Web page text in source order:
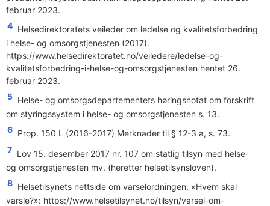
februar 2023.
4 Helsedirektoratets veileder om ledelse og kvalitetsforbedring
i helse- og omsorgstjenesten (2017).
https://www.helsedirektoratet.no/veiledere/ledelse-og-
kvalitetsforbedring-i-helse-og-omsorgstjenesten hentet 26.
februar 2023.
5 Helse- og omsorgsdepartementets høringsnotat om forskrift
om styringssystem i helse- og omsorgstjenesten s. 13.
6 Prop. 150 L (2016-2017) Merknader til § 12-3 a, s. 73.
7 Lov 15. desember 2017 nr. 107 om statlig tilsyn med helse-
og omsorgstjenesten mv. (heretter helsetilsynsloven).
8 Helsetilsynets nettside om varselordningen, «Hvem skal
varsle?»: https://www.helsetilsynet.no/tilsyn/varsel-om-